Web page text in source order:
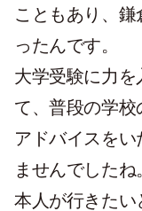
こともあり、
ったんです。
大学受験に力を
て、普段の学校
アドバイスを
ませんでしたね
本人が行きたい